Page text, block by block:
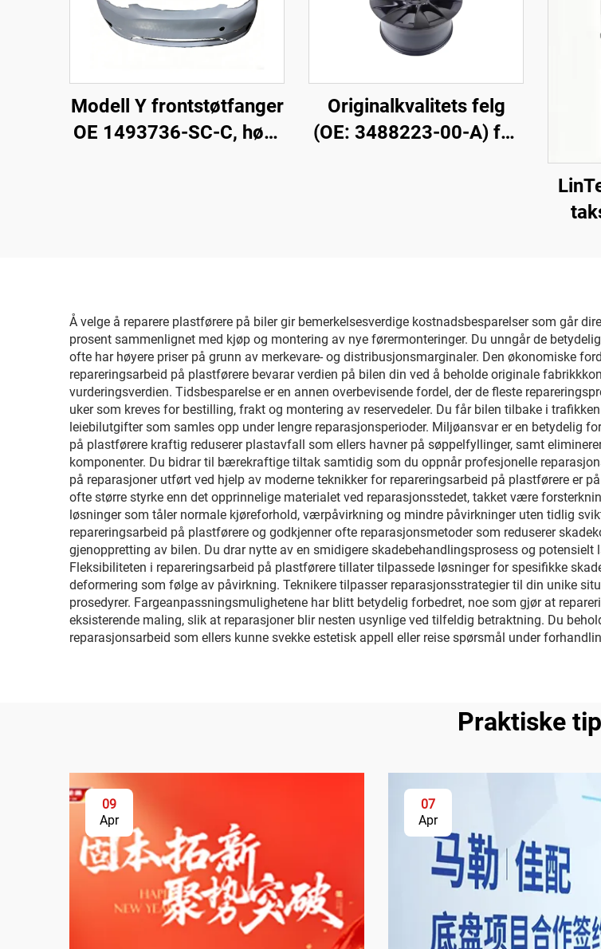
Modell Y frontstøtfanger
OE 1493736-SC-C, høy-
reparasjonsverksteder
og flåtevedlikehold
Originalkvalitets felg
(OE: 3488223-00-A) for
Å velge å reparere plastførere på biler gir bemerkelsesverdige kostnadsbesparelser som går
prosent sammenlignet med kjøp og montering av nye førermonteringer. Du unngår de
ofte har høyere priser på grunn av merkevare- og distribusjonsmarginaler. Den økonomiske
repareringsarbeid på plastførere bevarar verdien på bilen din ved å beholde originale
vurderingsverdien. Tidsbesparelse er en annen overbevisende fordel, der de fleste
uker som kreves for bestilling, frakt og montering av reservedeler. Du får bilen tilbake i
leiebilutgifter som samles opp under lengre reparasjonsperioder. Miljøansvar er en betydelig
på plastførere kraftig reduserer plastavfall som ellers havner på søppelfyllinger, samt
komponenter. Du bidrar til bærekraftige tiltak samtidig som du oppnår profesjonelle
på reparasjoner utført ved hjelp av moderne teknikker for repareringsarbeid på plastførere er
ofte større styrke enn det opprinnelige materialet ved reparasjonsstedet, takket være
løsninger som tåler normale kjøreforhold, værpåvirkning og mindre påvirkninger uten tidlig
repareringsarbeid på plastførere og godkjenner ofte reparasjonsmetoder som reduserer
gjenoppretting av bilen. Du drar nytte av en smidigere skadebehandlingsprosess og
Fleksibiliteten i repareringsarbeid på plastførere tillater tilpassede løsninger for spesifikke
deformering som følge av påvirkning. Teknikere tilpasser reparasjonsstrategier til din unike
prosedyrer. Fargeanpassningsmulighetene har blitt betydelig forbedret, noe som gjør at
eksisterende maling, slik at reparasjoner blir nesten usynlige ved tilfeldig betraktning. Du
reparasjonsarbeid som ellers kunne svekke estetisk appell eller reise spørsmål under
Praktiske
09
Apr
07
Apr